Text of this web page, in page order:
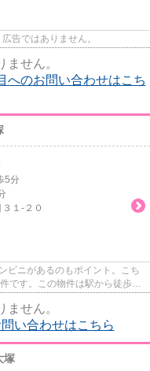
告ではありません。
せん。
へのお問い合わせはこち
5分
３１-２０
ビニがあるのもポイント。こち
です。この物件は駅から徒歩5
せん。
い合わせはこちら
塚